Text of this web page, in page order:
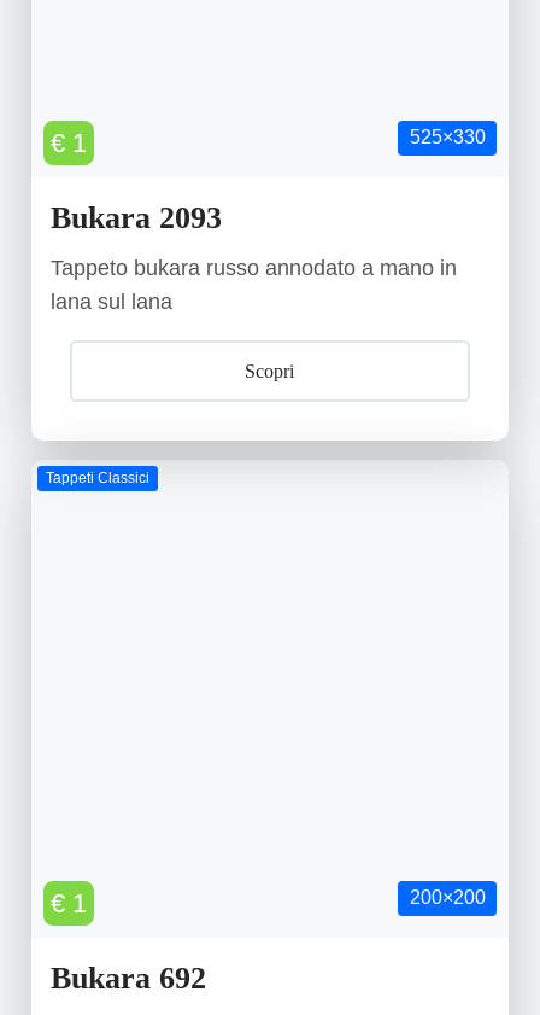
€ 1 525×330
Bukara 2093
Tappeto bukara russo annodato a mano in
lana sul lana
Scopri
Tappeti Classici
€ 1 200×200
Bukara 692